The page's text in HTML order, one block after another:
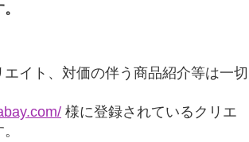
イト、対価の伴う商品紹介等は一切
様に登録されているクリエ